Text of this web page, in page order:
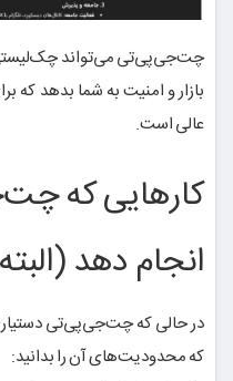
چت‌جی‌پی‌تی می‌تواند چک‌لیستی
بازار و امنیت به شما بدهد
عالی است.
کارهایی که
انجام دهد
در حالی که چت‌جی‌پی‌تی
که محدودیت‌های آن را بدانید: